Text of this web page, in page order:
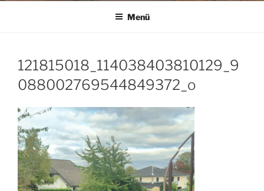
Menü
121815018_114038403810129_9
088002769544849372_o